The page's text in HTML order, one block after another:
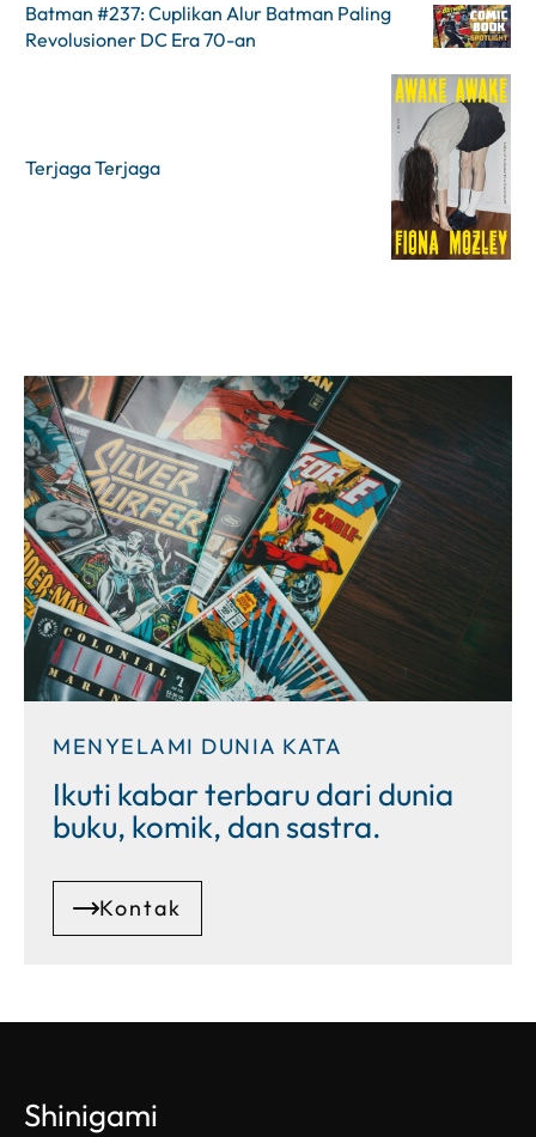
Batman #237: Cuplikan Alur Batman Paling
Revolusioner DC Era 70-an
Terjaga Terjaga
MENYELAMI DUNIA KATA
Ikuti kabar terbaru dari dunia
buku, komik, dan sastra.
Kontak
Shinigami